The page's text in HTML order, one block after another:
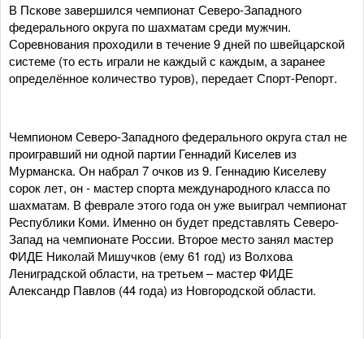
В Пскове завершился чемпионат Северо-Западного
федерального округа по шахматам среди мужчин.
Соревнования проходили в течение 9 дней по швейцарской
системе (то есть играли не каждый с каждым, а заранее
определённое количество туров), передает Спорт-Репорт.
Чемпионом Северо-Западного федерального округа стал не
проигравший ни одной партии Геннадий Киселев из
Мурманска. Он набрал 7 очков из 9. Геннадию Киселеву
сорок лет, он - мастер спорта международного класса по
шахматам. В феврале этого года он уже выиграл чемпионат
Республики Коми. Именно он будет представлять Северо-
Запад на чемпионате России. Второе место занял мастер
ФИДЕ Николай Мишучков (ему 61 год) из Волхова
Лениградской области, на третьем – мастер ФИДЕ
Александр Павлов (44 года) из Новгородской области.